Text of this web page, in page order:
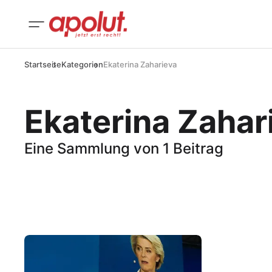
StartseiteKategorienEkaterina Zaharieva
Ekaterina
Eine Sammlung von 1 Beitrag